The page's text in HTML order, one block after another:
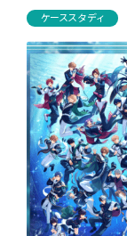
ケーススタディ